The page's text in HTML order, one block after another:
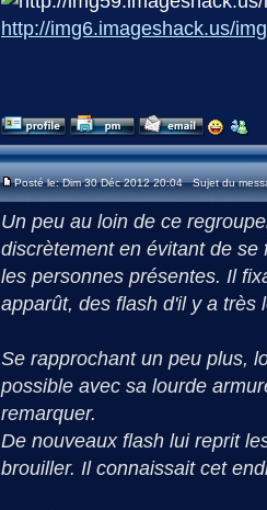
http://img6.imageshack.us/
Posté le: Dim 30 Déc 2012 20:04 Sujet du
Un peu au loin de ce
discrètement en évitant de
les personnes présentes. Il
apparût, des flash d'il y a très
Se rapprochant un peu plus,
possible avec sa lourde
remarquer.
De nouveaux flash lui reprit
brouiller. Il connaissait cet